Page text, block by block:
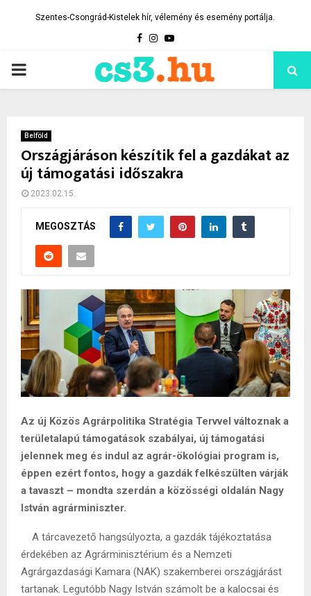
Szentes-Csongrád-Kistelek hír, vélemény és esemény portálja.
Facebook
Instagram
Youtube
PRIMARY
Belföld
Országjáráson készítik fel a gazdákat az
új támogatási időszakra
2023.02.15.
MEGOSZTÁS
Az új Közös Agrárpolitika Stratégia Tervvel változnak a
területalapú támogatások szabályai, új támogatási
jelennek meg és indul az agrár-ökológiai program is,
éppen ezért fontos, hogy a gazdák felkészülten várják
a tavaszt – mondta szerdán a közösségi oldalán Nagy
István agrárminiszter.
A tárcavezető hangsúlyozta, a gazdák tájékoztatása
érdekében az Agrárminisztérium és a Nemzeti
Agrárgazdasági Kamara (NAK) szakemberei országjárást
tartanak. Legutóbb Nagy István számolt be a kalocsai és